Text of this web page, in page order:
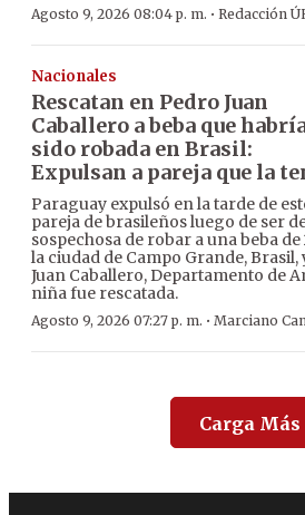
Agosto 9, 2026 08:04 p. m. · Redacción
Nacionales
Rescatan en Pedro Juan
Caballero a beba que
sido robada en Brasil:
Expulsan a pareja que la
Paraguay expulsó en la tarde de
pareja de brasileños luego de ser
sospechosa de robar a una beba
la ciudad de Campo Grande,
Juan Caballero, Departamento de
niña fue rescatada.
Agosto 9, 2026 07:27 p. m. · Marciano
Carga Más